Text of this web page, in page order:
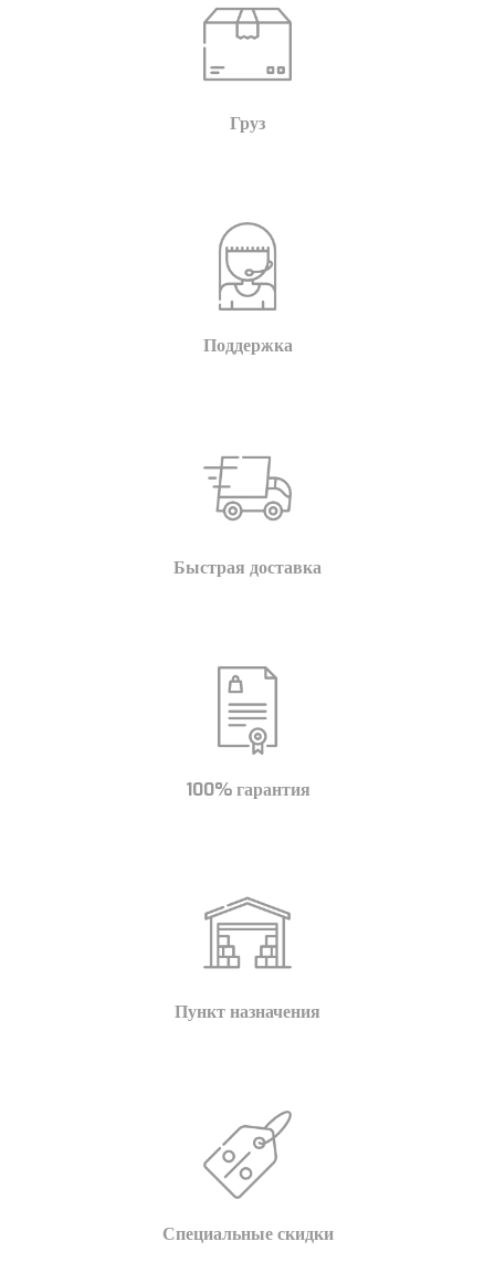
Груз
Поддержка
Быстрая доставка
100% гарантия
Пункт назначения
Специальные скидки